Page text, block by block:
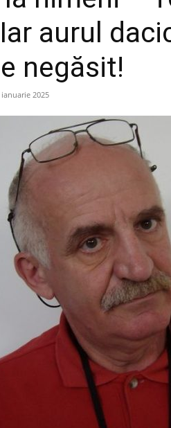
aurul
negăsit!
ianuarie 2025